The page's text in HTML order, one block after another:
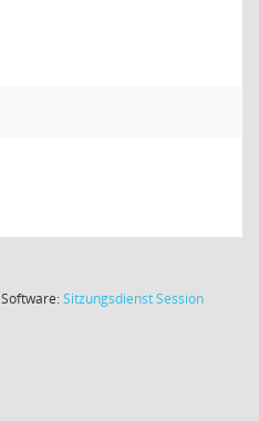
Software:SitzungsdienstSession(Wird in